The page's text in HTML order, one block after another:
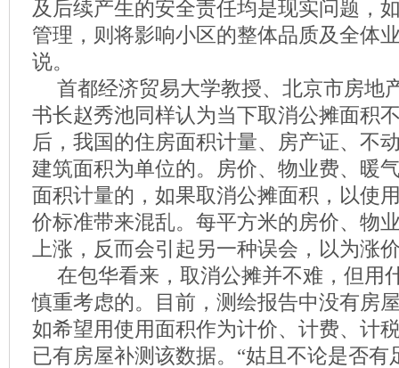
及后续产生的安全责任均是现实问题，
管理，则将影响小区的整体品质及全体
说。
首都经济贸易大学教授、北京市房地
书长赵秀池同样认为当下取消公摊面积
后，我国的住房面积计量、房产证、不
建筑面积为单位的。房价、物业费、暖
面积计量的，如果取消公摊面积，以使
价标准带来混乱。每平方米的房价、物
上涨，反而会引起另一种误会，以为涨
在包华看来，取消公摊并不难，但用
慎重考虑的。目前，测绘报告中没有房
如希望用使用面积作为计价、计费、计
已有房屋补测该数据。“姑且不论是否有